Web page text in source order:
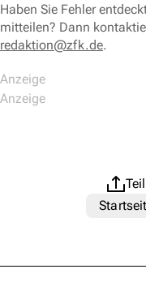
Haben Sie Fehler
mitteilen? Dann
redaktion@zfk.de.